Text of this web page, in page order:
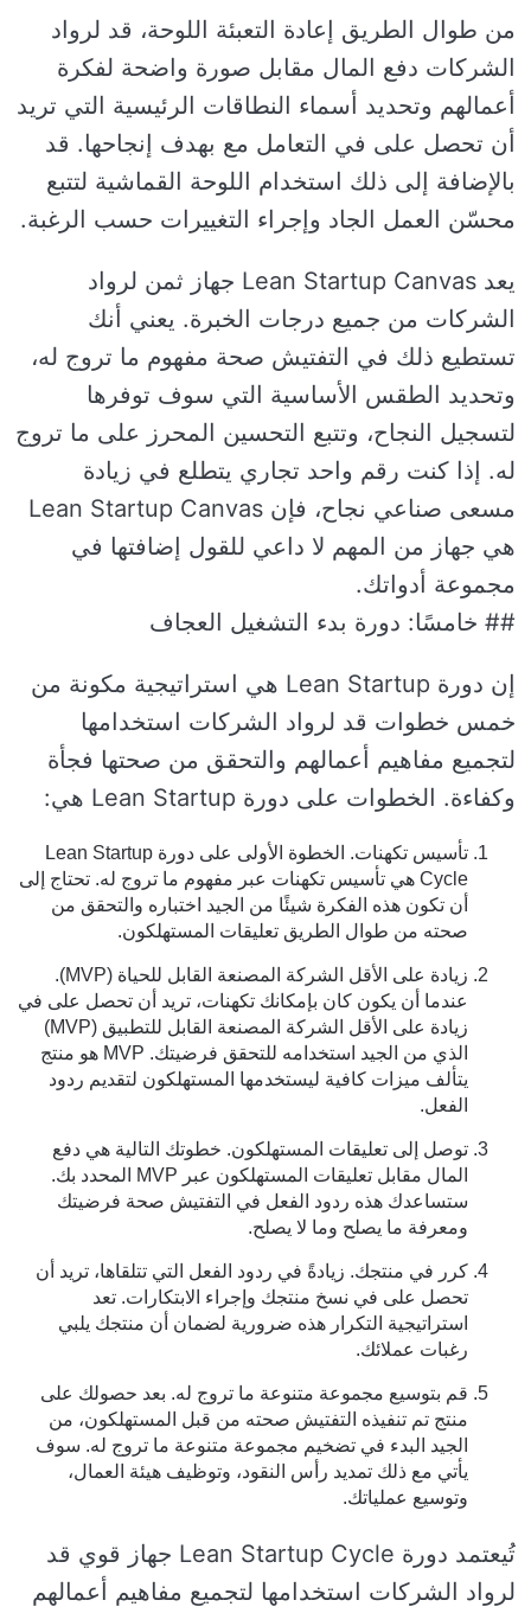
من طوال الطريق إعادة التعبئة اللوحة، قد لرواد
الشركات دفع المال مقابل صورة واضحة لفكرة
أعمالهم وتحديد أسماء النطاقات الرئيسية التي تريد
أن تحصل على في التعامل مع بهدف إنجاحها. قد
بالإضافة إلى ذلك استخدام اللوحة القماشية لتتبع
محسّن العمل الجاد وإجراء التغييرات حسب الرغبة.
يعد Lean Startup Canvas جهاز ثمن لرواد
الشركات من جميع درجات الخبرة. يعني أنك
تستطيع ذلك في التفتيش صحة مفهوم ما تروج له،
وتحديد الطقس الأساسية التي سوف توفرها
لتسجيل النجاح، وتتبع التحسين المحرز على ما تروج
له. إذا كنت رقم واحد تجاري يتطلع في زيادة
مسعى صناعي نجاح، فإن Lean Startup Canvas
هي جهاز من المهم لا داعي للقول إضافتها في
مجموعة أدواتك.
## خامسًا: دورة بدء التشغيل العجاف
إن دورة Lean Startup هي استراتيجية مكونة من
خمس خطوات قد لرواد الشركات استخدامها
لتجميع مفاهيم أعمالهم والتحقق من صحتها فجأة
وكفاءة. الخطوات على دورة Lean Startup هي:
تأسيس تكهنات. الخطوة الأولى على دورة Lean Startup
Cycle هي تأسيس تكهنات عبر مفهوم ما تروج له. تحتاج إلى
أن تكون هذه الفكرة شيئًا من الجيد اختباره والتحقق من
صحته من طوال الطريق تعليقات المستهلكون.
زيادة على الأقل الشركة المصنعة القابل للحياة (MVP).
عندما أن يكون كان بإمكانك تكهنات، تريد أن تحصل على في
زيادة على الأقل الشركة المصنعة القابل للتطبيق (MVP)
الذي من الجيد استخدامه للتحقق فرضيتك. MVP هو منتج
يتألف ميزات كافية ليستخدمها المستهلكون لتقديم ردود
الفعل.
توصل إلى تعليقات المستهلكون. خطوتك التالية هي دفع
المال مقابل تعليقات المستهلكون عبر MVP المحدد بك.
ستساعدك هذه ردود الفعل في التفتيش صحة فرضيتك
ومعرفة ما يصلح وما لا يصلح.
كرر في منتجك. زيادةً في ردود الفعل التي تتلقاها، تريد أن
تحصل على في نسخ منتجك وإجراء الابتكارات. تعد
استراتيجية التكرار هذه ضرورية لضمان أن منتجك يلبي
رغبات عملائك.
قم بتوسيع مجموعة متنوعة ما تروج له. بعد حصولك على
منتج تم تنفيذه التفتيش صحته من قبل المستهلكون، من
الجيد البدء في تضخيم مجموعة متنوعة ما تروج له. سوف
يأتي مع ذلك تمديد رأس النقود، وتوظيف هيئة العمال،
وتوسيع عملياتك.
تُيعتمد دورة Lean Startup Cycle جهاز قوي قد
لرواد الشركات استخدامها لتجميع مفاهيم أعمالهم